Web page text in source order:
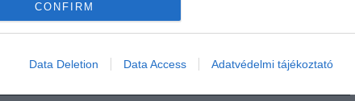
CONFIRM
Data Deletion Data Access Adatvédelmi tájékoztató
város, ahol megtapasztalhatod